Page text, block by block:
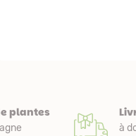
plantes
à